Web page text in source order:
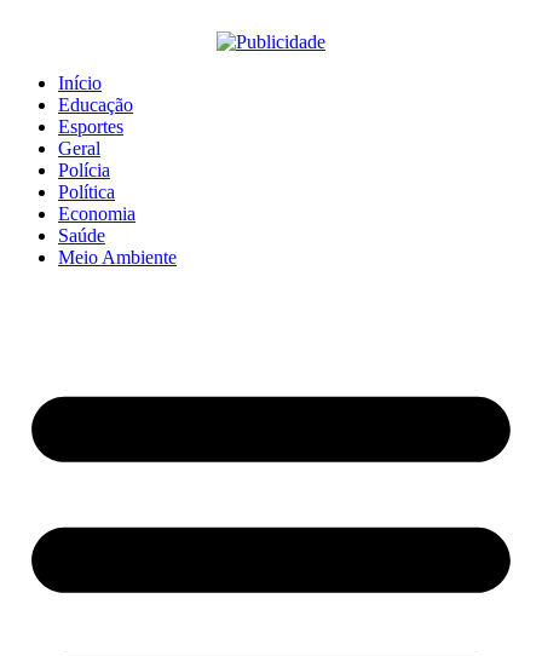
Início
Educação
Esportes
Geral
Polícia
Política
Economia
Saúde
Meio Ambiente